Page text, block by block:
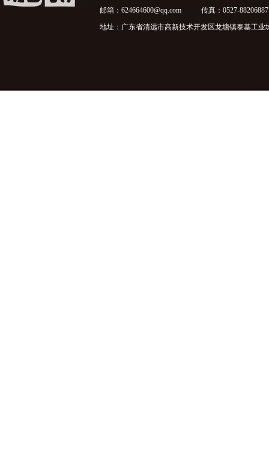
邮箱：624664600@qq.com 传真：0527-88206887
地址：广东省清远市高新技术开发区龙塘镇泰基工业